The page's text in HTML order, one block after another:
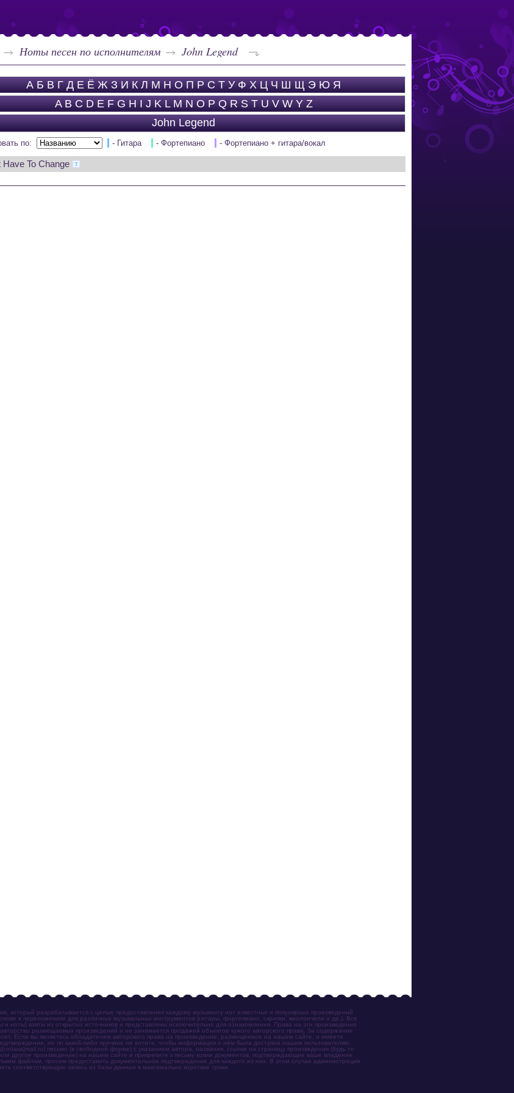
Ноты песен по исполнителям John Legend
А Б В Г Д Е Ё Ж З И К Л М Н О П Р С Т У Ф Х Ц Ч Ш Щ Э Ю Я
A B C D E F G H I J K L M N O P Q R S T U V W Y Z
John Legend
по: - Гитара - Фортепиано - Фортепиано + гитара/вокал
Have To Change
который разрабатывается с целью предоставления каждому музыканту нот известных и популярных произведений
в переложениях для различных музыкальных инструментов (гитары, фортепиано, скрипки, виолончели и др.). Все
ноты) взяты из открытых источников и представлены исключительно для ознакомления. Права на эти произведения
размещаемых произведений и не занимается продажей объектов чужого авторского права. За содержание
Если вы являетесь обладателем авторского права на произведение, размещенное на нашем сайте, и имеете
но по какой-либо причине не хотите, чтобы информация о нём была доступна нашим пользователям,
письмо (в свободной форме) с указанием автора, названия, ссылки на страницу произведения (будь то
другое произведение) на нашем сайте и прикрепите к письму копии документов, подтверждающие ваше владение
файлам, просим предоставить документальное подтверждение для каждого из них. В этом случае администрация
соответствующую запись из базы данных в максимально короткие сроки.